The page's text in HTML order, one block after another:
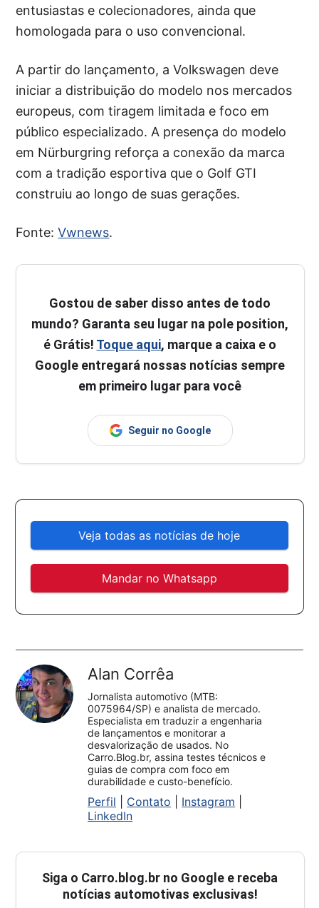
entusiastas e colecionadores, ainda que
homologada para o uso convencional.
A partir do lançamento, a Volkswagen deve
iniciar a distribuição do modelo nos mercados
europeus, com tiragem limitada e foco em
público especializado. A presença do modelo
em Nürburgring reforça a conexão da marca
com a tradição esportiva que o Golf GTI
construiu ao longo de suas gerações.
Fonte:Vwnews.
Gostou de saber disso antes de todo
mundo? Garanta seu lugar na pole position,
é Grátis! Toque aqui, marque a caixa e o
Google entregará nossas notícias sempre
em primeiro lugar para você
Seguir no Google
Veja todas as notícias de hoje
Mandar no Whatsapp
Alan Corrêa
Jornalista automotivo (MTB:
0075964/SP) e analista de mercado.
Especialista em traduzir a engenharia
de lançamentos e monitorar a
desvalorização de usados. No
Carro.Blog.br, assina testes técnicos e
guias de compra com foco em
durabilidade e custo-benefício.
Perfil Contato Instagram
LinkedIn
Siga o Carro.blog.br no Google e receba
notícias automotivas exclusivas!